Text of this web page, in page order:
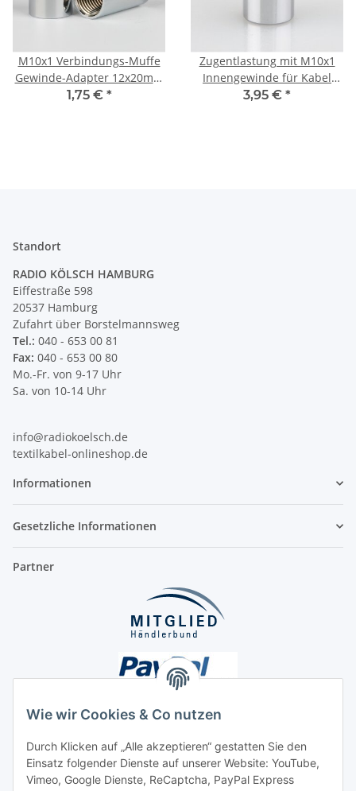
Wie wir Cookies & Co nutzen
Durch Klicken auf „Alle akzeptieren“ gestatten Sie den
Einsatz folgender Dienste auf unserer Website: YouTube,
Vimeo, Google Dienste, ReCaptcha, PayPal Express
M10x1 Verbindungs-Muffe
Gewinde-Adapter 12x20mm
Messing verchromt
1,75 € *
Zugentlastung mit M10x1
Innengewinde für Kabel
12x20mm 3-teilig Metall
3,95 € *
Standort
RADIO KÖLSCH HAMBURG
Eiffestraße 598
20537 Hamburg
Zufahrt über Borstelmannsweg
Tel.: 040 - 653 00 81
Fax: 040 - 653 00 80
Mo.-Fr. von 9-17 Uhr
Sa. von 10-14 Uhr
info@radiokoelsch.de
textilkabel-onlineshop.de
Informationen
Gesetzliche Informationen
Partner
Unsere Seiten